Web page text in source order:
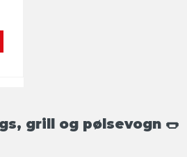
grill og pølsevogn 🌭